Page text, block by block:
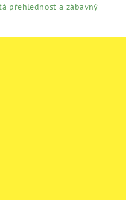
přehlednost a zábavný